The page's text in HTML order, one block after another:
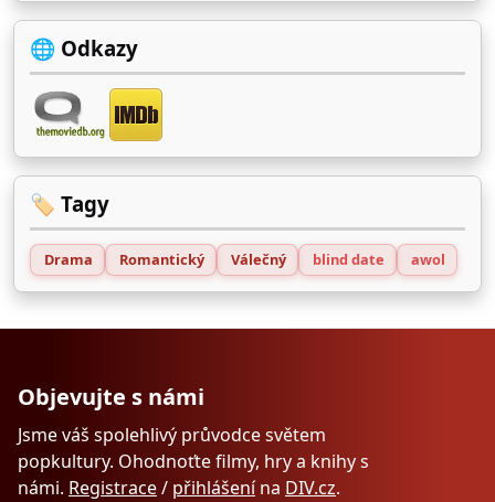
🌐 Odkazy
🏷️ Tagy
Drama Romantický Válečný blind date awol
Objevujte s námi
Jsme váš spolehlivý průvodce světem
popkultury. Ohodnoťte filmy, hry a knihy s
námi. Registrace/ přihlášenína DIV.cz.